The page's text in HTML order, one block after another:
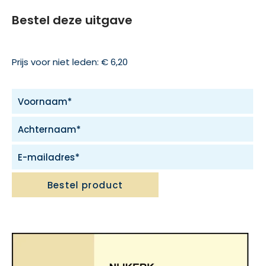
Bestel deze uitgave
Prijs voor niet leden: € 6,20
Bestel product